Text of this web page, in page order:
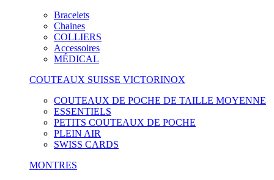
Bracelets
Chaines
COLLIERS
Accessoires
MÉDICAL
COUTEAUX SUISSE VICTORINOX
COUTEAUX DE POCHE DE TAILLE MOYENNE
ESSENTIELS
PETITS COUTEAUX DE POCHE
PLEIN AIR
SWISS CARDS
MONTRES